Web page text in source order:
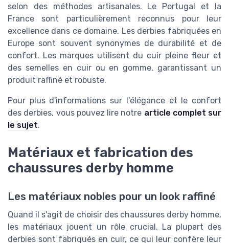
selon des méthodes artisanales. Le Portugal et la
France sont particulièrement reconnus pour leur
excellence dans ce domaine. Les derbies fabriquées en
Europe sont souvent synonymes de durabilité et de
confort. Les marques utilisent du cuir pleine fleur et
des semelles en cuir ou en gomme, garantissant un
produit raffiné et robuste.
Pour plus d'informations sur l'élégance et le confort
des derbies, vous pouvez lire notre article complet sur
le sujet.
Matériaux et fabrication des
chaussures derby homme
Les matériaux nobles pour un look raffiné
Quand il s'agit de choisir des chaussures derby homme,
les matériaux jouent un rôle crucial. La plupart des
derbies sont fabriqués en cuir, ce qui leur confère leur